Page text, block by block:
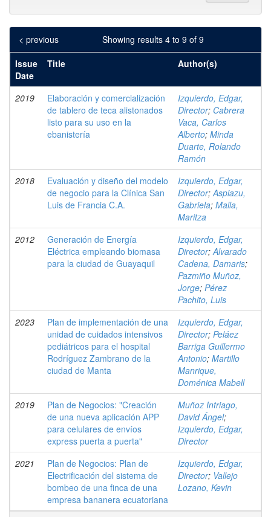
Showing results 4 to 9 of 9
< previous
Issue
Date
Title Author(s)
2019
Elaboración y comercialización
de tablero de teca alistonados
listo para su uso en la
ebanistería
Izquierdo, Edgar,
Director; Cabrera
Vaca, Carlos
Alberto; Minda
Duarte, Rolando
Ramón
2018
Evaluación y diseño del modelo
de negocio para la Clínica San
Luis de Francia C.A.
Izquierdo, Edgar,
Director;Aspiazu,
Gabriela; Malla,
Maritza
2012
Generación de Energía
Eléctrica empleando biomasa
para la ciudad de Guayaquil
Izquierdo, Edgar,
Director;Alvarado
Cadena, Damaris;
Pazmiño Muñoz,
Jorge; Pérez
Pachito, Luis
2023
Plan de implementación de una
unidad de cuidados intensivos
pediátricos para el hospital
Rodríguez Zambrano de la
ciudad de Manta
Izquierdo, Edgar,
Director; Peláez
Barriga Guillermo
Antonio; Martillo
Manrique,
Doménica Mabell
2019
Plan de Negocios: "Creación
de una nueva aplicación APP
para celulares de envíos
express puerta a puerta"
Muñoz Intriago,
David Ángel;
Izquierdo, Edgar,
Director
2021
Plan de Negocios: Plan de
Electrificación del sistema de
bombeo de una finca de una
empresa bananera ecuatoriana
Izquierdo, Edgar,
Director; Vallejo
Lozano, Kevin